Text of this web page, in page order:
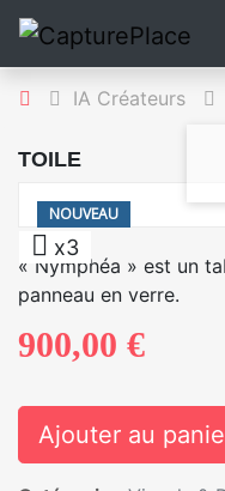
IA Créateurs
TOILE
NOUVEAU
x3
« Nymphéa » est un
panneau en verre.
900,00 €
Ajouter au